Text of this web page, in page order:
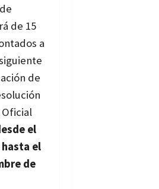
de 15
a
de
el
el
de